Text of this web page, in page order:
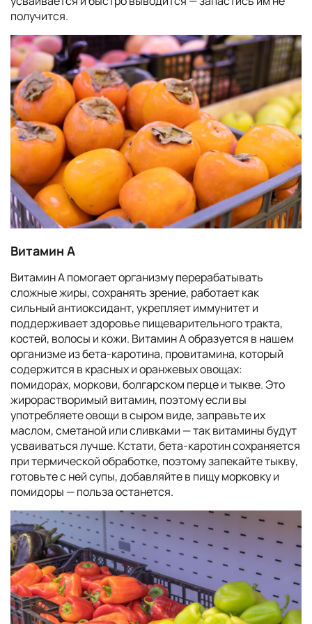
получится.
Витамин А
Витамин А помогает организму перерабатывать
сложные жиры, сохранять зрение, работает как
сильный антиоксидант, укрепляет иммунитет и
поддерживает здоровье пищеварительного тракта,
костей, волосы и кожи. Витамин А образуется в нашем
организме из бета-каротина, провитамина, который
содержится в красных и оранжевых овощах:
помидорах, моркови, болгарском перце и тыкве. Это
жирорастворимый витамин, поэтому если вы
употребляете овощи в сыром виде, заправьте их
маслом, сметаной или сливками — так витамины будут
усваиваться лучше. Кстати, бета-каротин сохраняется
при термической обработке, поэтому запекайте тыкву,
готовьте с ней супы, добавляйте в пищу морковку и
помидоры — польза останется.